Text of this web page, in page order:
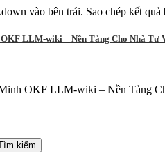
vào bên trái. Sao chép kết
LLM-wiki – Nền Tảng Cho Nhà Tư
OKF LLM-wiki – Nền Tảng